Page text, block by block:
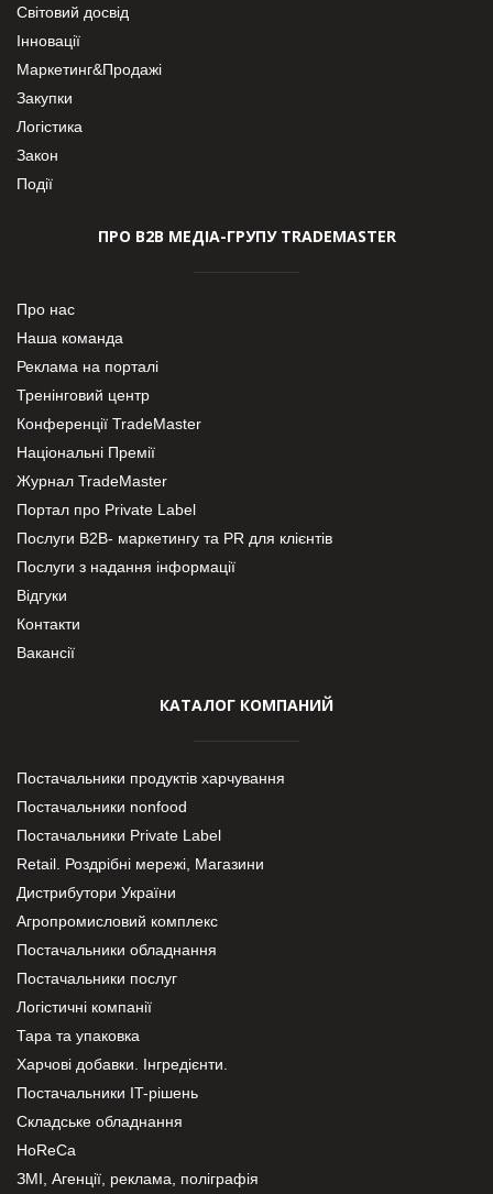
Світовий досвід
Інновації
Маркетинг&Продажі
Закупки
Логістика
Закон
Події
ПРО В2В МЕДІА-ГРУПУ TRADEMASTER
Про нас
Наша команда
Реклама на порталі
Тренінговий центр
Конференції TradeMaster
Національні Премії
Журнал TradeMaster
Портал про Private Label
Послуги В2В- маркетингу та PR для клієнтів
Послуги з надання інформації
Відгуки
Контакти
Вакансії
КАТАЛОГ КОМПАНИЙ
Постачальники продуктів харчування
Постачальники nonfood
Постачальники Private Label
Retail. Роздрібні мережі, Магазини
Дистрибутори України
Агропромисловий комплекс
Постачальники обладнання
Постачальники послуг
Логістичні компанії
Тара та упаковка
Харчові добавки. Інгредієнти.
Постачальники IT-рішень
Складське обладнання
HoReCa
ЗМІ, Агенції, реклама, поліграфія